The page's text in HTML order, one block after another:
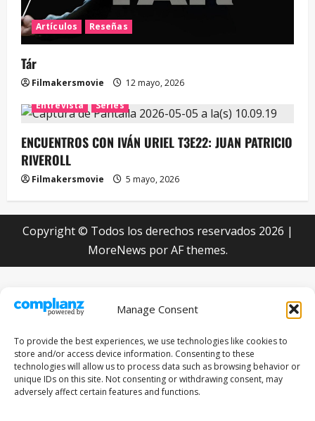
Manage Consent
To provide the best experiences, we use technologies like cookies to
store and/or access device information. Consenting to these
technologies will allow us to process data such as browsing behavior or
unique IDs on this site. Not consenting or withdrawing consent, may
adversely affect certain features and functions.
Artículos Reseñas
Tár
Filmakersmovie
12 mayo, 2026
Entrevista
Series
ENCUENTROS CON IVÁN URIEL T3E22: JUAN PATRICIO
RIVEROLL
Filmakersmovie 5 mayo, 2026
Copyright © Todos los derechos reservados 2026 |
MoreNews por AF themes.